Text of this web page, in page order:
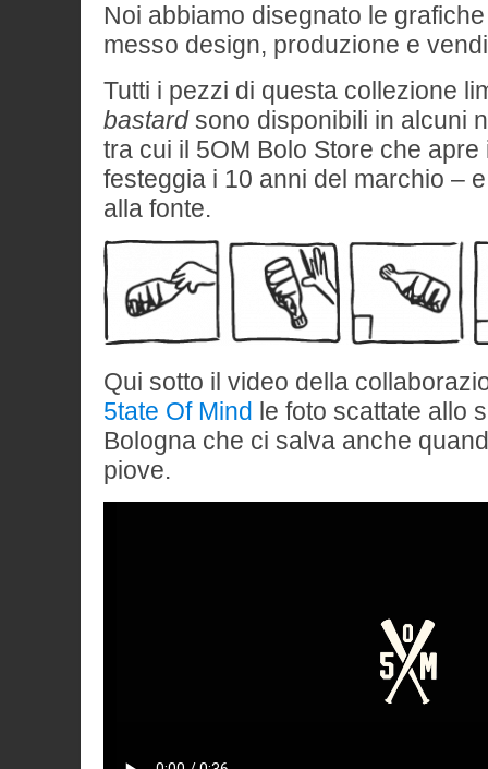
Noi abbiamo disegnato le
messo design, produzione e
Tutti i pezzi di questa collezione
bastardsono disponibili in alcuni
tra cui il 5OM Bolo Store che
festeggia i 10 anni del marchio –
alla fonte.
Qui sotto il video della
5tate Of Mind le foto scattate allo
Bologna che ci salva anche
piove.